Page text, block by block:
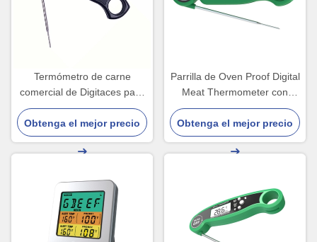
Termómetro de carne
comercial de Digitaces para
el fumador del caramelo con
el horno del contador de
tiempo
Obtenga el mejor precio
Parrilla de Oven Proof Digital
Meat Thermometer con
cocinar plegable de la
comida de la punta de
prueba
Obtenga el mejor precio